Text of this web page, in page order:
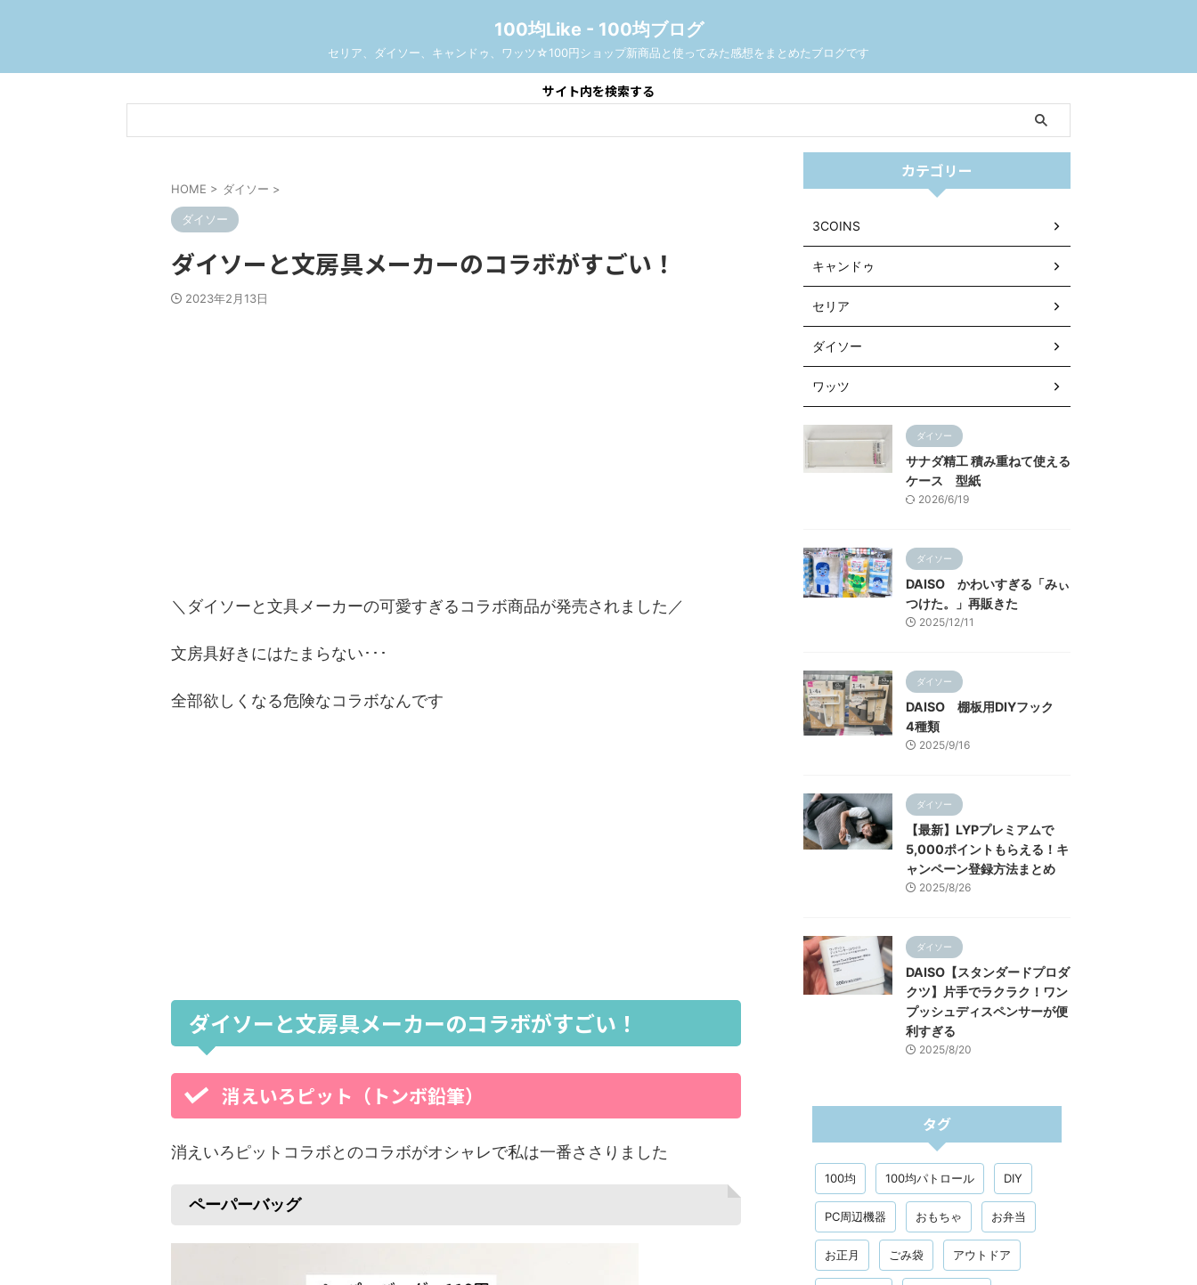
100均Like - 100均ブログ
セリア、ダイソー、キャンドゥ、ワッツ☆100円ショップ新商品と使ってみた感想をまとめたブログです
サイト内を検索する
HOME > ダイソー >
ダイソー
ダイソーと文房具メーカーのコラボがすごい！
2023年2月13日
＼ダイソーと文具メーカーの可愛すぎるコラボ商品が発売されました／
文房具好きにはたまらない･･･
全部欲しくなる危険なコラボなんです
ダイソーと文房具メーカーのコラボがすごい！
消えいろピット（トンボ鉛筆）
消えいろピットコラボとのコラボがオシャレで私は一番ささりました
ペーパーバッグ
カテゴリー
3COINS
キャンドゥ
セリア
ダイソー
ワッツ
ダイソー
サナダ精工 積み重ねて使える
ケース 型紙
2026/6/19
ダイソー
DAISO かわいすぎる「みぃ
つけた。」再販きた
2025/12/11
ダイソー
DAISO 棚板用DIYフック
4種類
2025/9/16
ダイソー
【最新】LYPプレミアムで
5,000ポイントもらえる！キ
ャンペーン登録方法まとめ
2025/8/26
ダイソー
DAISO【スタンダードプロダ
クツ】片手でラクラク！ワン
プッシュディスペンサーが便
利すぎる
2025/8/20
タグ
100均 100均パトロール DIY
PC周辺機器 おもちゃ お弁当
お正月 ごみ袋 アウトドア